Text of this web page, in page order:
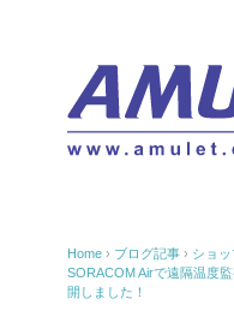
Home › ブログ記事 › ショ
SORACOM Airで遠隔温度
開しました！